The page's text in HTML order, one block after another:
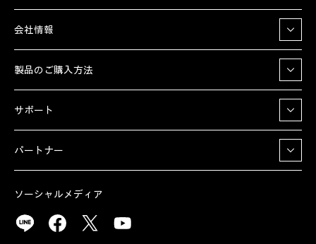
会社情報
製品のご購入方法
サポート
パートナー
ソーシャルメディア